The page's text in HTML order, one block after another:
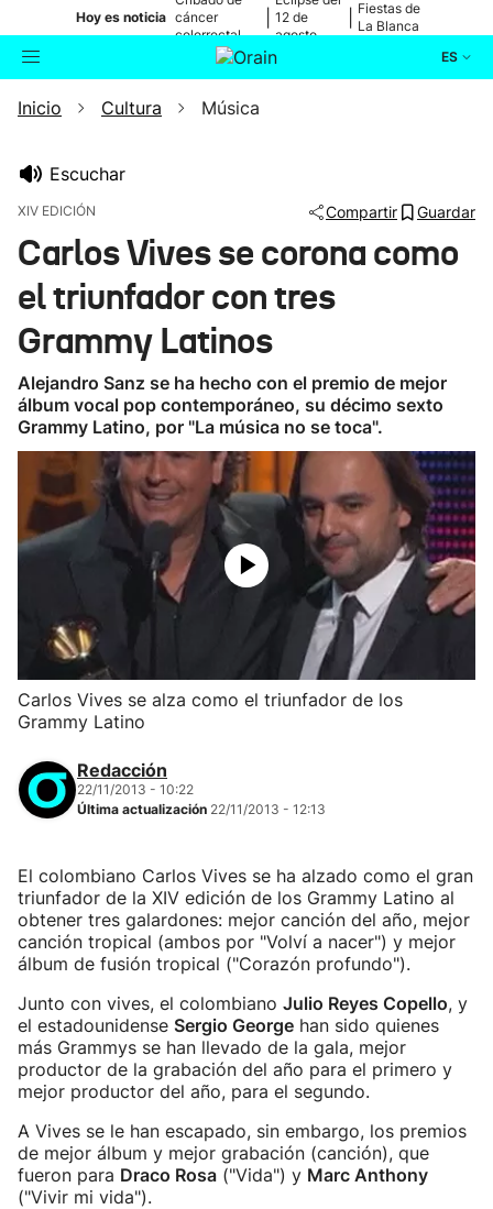
Hoy es noticia cáncer
colorrectal
12 de
agosto
Fiestas de
La Blanca
ES
Buscador Actualidad
Ikusmiran
Eguraldia
Inicio Cultura Música
Escuchar
XIV EDICIÓN Compartir Guardar
Carlos Vives se corona como
el triunfador con tres
Grammy Latinos
Alejandro Sanz se ha hecho con el premio de mejor
álbum vocal pop contemporáneo, su décimo sexto
Grammy Latino, por "La música no se toca".
Carlos Vives se alza como el triunfador de los
Grammy Latino
Redacción
22/11/2013 - 10:22
Última actualización 22/11/2013 - 12:13
El colombiano Carlos Vives se ha alzado como el gran
triunfador de la XIV edición de los Grammy Latino al
obtener tres galardones: mejor canción del año, mejor
canción tropical (ambos por "Volví a nacer") y mejor
álbum de fusión tropical ("Corazón profundo").
Junto con vives, el colombiano Julio Reyes Copello, y
el estadounidense Sergio George han sido quienes
más Grammys se han llevado de la gala, mejor
productor de la grabación del año para el primero y
mejor productor del año, para el segundo.
A Vives se le han escapado, sin embargo, los premios
de mejor álbum y mejor grabación (canción), que
fueron para Draco Rosa ("Vida") y Marc Anthony
("Vivir mi vida").